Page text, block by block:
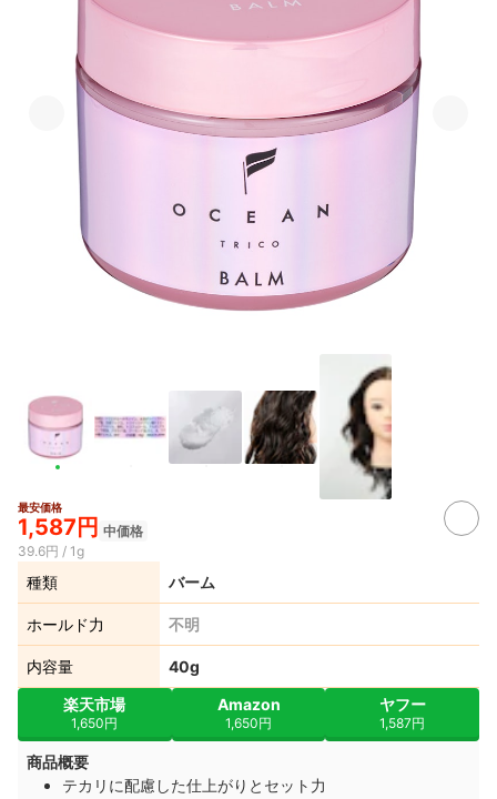
最安価格
1,587円 中価格
39.6円 / 1g
種類 バーム
ホールド力 不明
内容量
40g
楽天市場
1,650円
Amazon
1,650円
ヤフー
1,587円
商品概要
テカリに配慮した仕上がりとセット力